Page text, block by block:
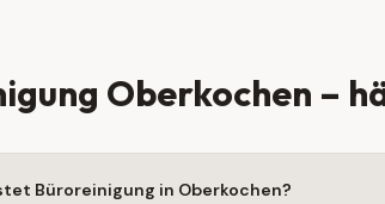
Oberkochen –
Büroreinigung in Oberkochen?